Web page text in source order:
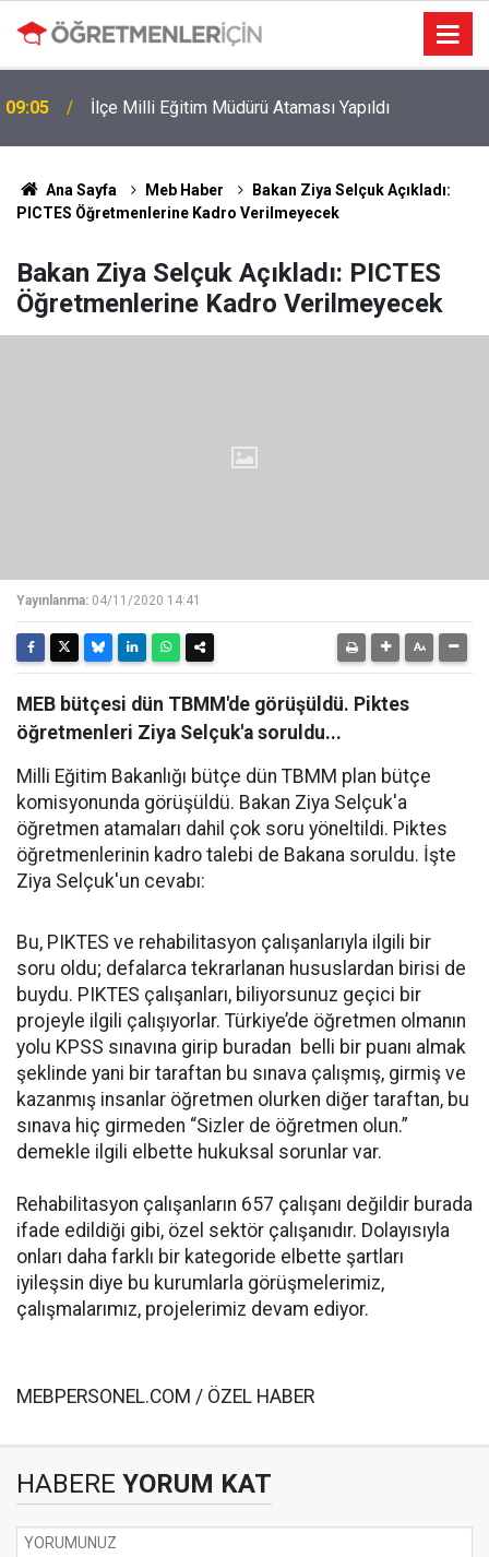
19:00
MEB e-Kayıt Sonuçları e-Devlet'te: İşte Sorgulama
Ekranı ve Nakil Detayları
Ana Sayfa Meb Haber
Bakan Ziya Selçuk Açıkladı:
PICTES Öğretmenlerine Kadro Verilmeyecek
Bakan Ziya Selçuk Açıkladı: PICTES
Öğretmenlerine Kadro Verilmeyecek
Yayınlanma: 04/11/2020 14:41
MEB bütçesi dün TBMM'de görüşüldü. Piktes
öğretmenleri Ziya Selçuk'a soruldu...
Milli Eğitim Bakanlığı bütçe dün TBMM plan bütçe
komisyonunda görüşüldü. Bakan Ziya Selçuk'a
öğretmen atamaları dahil çok soru yöneltildi. Piktes
öğretmenlerinin kadro talebi de Bakana soruldu. İşte
Ziya Selçuk'un cevabı:
Bu, PIKTES ve rehabilitasyon çalışanlarıyla ilgili bir
soru oldu; defalarca tekrarlanan hususlardan birisi de
buydu. PIKTES çalışanları, biliyorsunuz geçici bir
projeyle ilgili çalışıyorlar. Türkiye’de öğretmen olmanın
yolu KPSS sınavına girip buradan belli bir puanı almak
şeklinde yani bir taraftan bu sınava çalışmış, girmiş ve
kazanmış insanlar öğretmen olurken diğer taraftan, bu
sınava hiç girmeden “Sizler de öğretmen olun.”
demekle ilgili elbette hukuksal sorunlar var.
Rehabilitasyon çalışanların 657 çalışanı değildir burada
ifade edildiği gibi, özel sektör çalışanıdır. Dolayısıyla
onları daha farklı bir kategoride elbette şartları
iyileşsin diye bu kurumlarla görüşmelerimiz,
çalışmalarımız, projelerimiz devam ediyor.
MEBPERSONEL.COM / ÖZEL HABER
HABERE YORUM KAT